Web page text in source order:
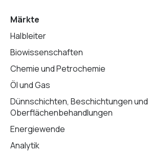
Märkte
Halbleiter
Biowissenschaften
Chemie und Petrochemie
Öl und Gas
Dünnschichten, Beschichtungen und
Oberflächenbehandlungen
Energiewende
Analytik